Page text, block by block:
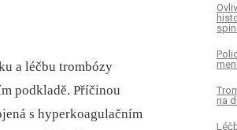
a léčbu trombózy
podkladě. Příčinou
s hyperkoagulačním
na